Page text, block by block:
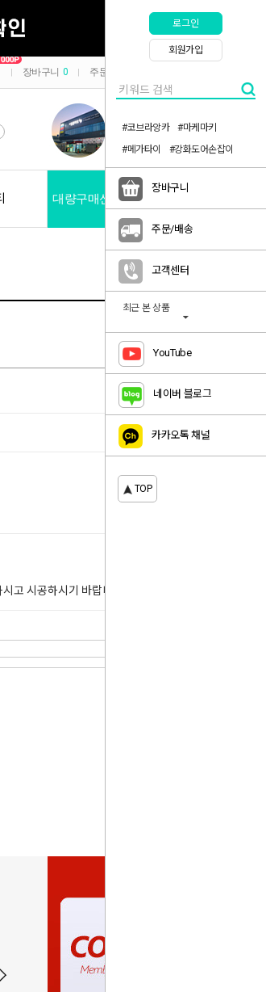
장바구니 0 주문/배송
대량구매신청
로그인
회원가입
#코브라앙카
#마케마키
#메가타이
#강화도어손잡이
장바구니
주문/배송
고객센터
최근 본 상품
YouTube
네이버 블로그
카카오톡 채널
TOP
고 시공하시기 바랍니다.